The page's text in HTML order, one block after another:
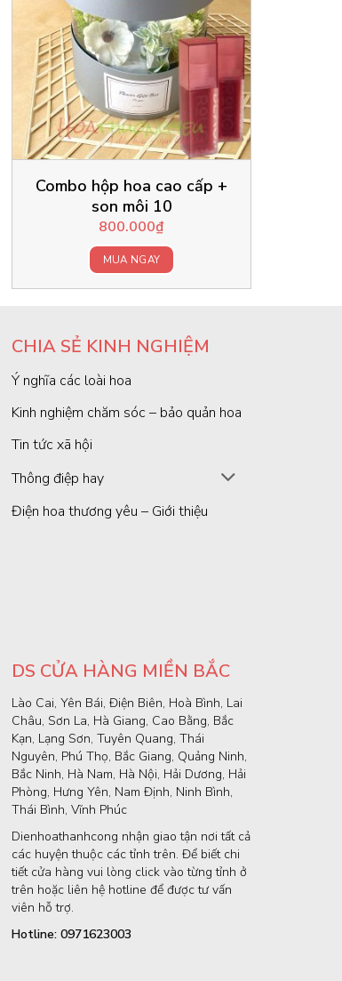
Combo hộp hoa cao cấp +
son môi 10
800.000₫
MUA NGAY
CHIA SẺ KINH NGHIỆM
Ý nghĩa các loài hoa
Kinh nghiệm chăm sóc – bảo quản hoa
Tin tức xã hội
Thông điệp hay
Điện hoa thương yêu – Giới thiệu
DS CỬA HÀNG MIỀN BẮC
Lào Cai, Yên Bái, Điện Biên, Hoà Bình, Lai
Châu, Sơn La, Hà Giang, Cao Bằng, Bắc
Kạn, Lạng Sơn, Tuyên Quang, Thái
Nguyên, Phú Thọ, Bắc Giang, Quảng Ninh,
Bắc Ninh, Hà Nam, Hà Nội, Hải Dương, Hải
Phòng, Hưng Yên, Nam Định, Ninh Bình,
Thái Bình, Vĩnh Phúc
Dienhoathanhcong nhận giao tận nơi tất cả
các huyện thuộc các tỉnh trên. Để biết chi
tiết cửa hàng vui lòng click vào từng tỉnh ở
trên hoặc liên hệ hotline để được tư vấn
viên hỗ trợ.
Hotline: 0971623003